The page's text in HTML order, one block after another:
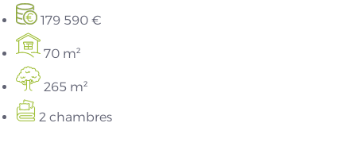
179 590 €
70 m²
265 m²
2 chambres